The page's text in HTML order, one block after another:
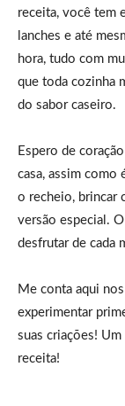
receita, você tem
lanches e até
hora, tudo com
que toda cozinha
do sabor caseiro.
Espero de
casa, assim como
o recheio, brincar
versão especial.
desfrutar de cada
Me conta aqui
experimentar
suas criações!
receita!